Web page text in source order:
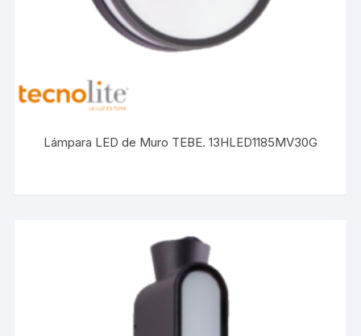
Lámpara LED de Muro TEBE. 13HLED1185MV30G